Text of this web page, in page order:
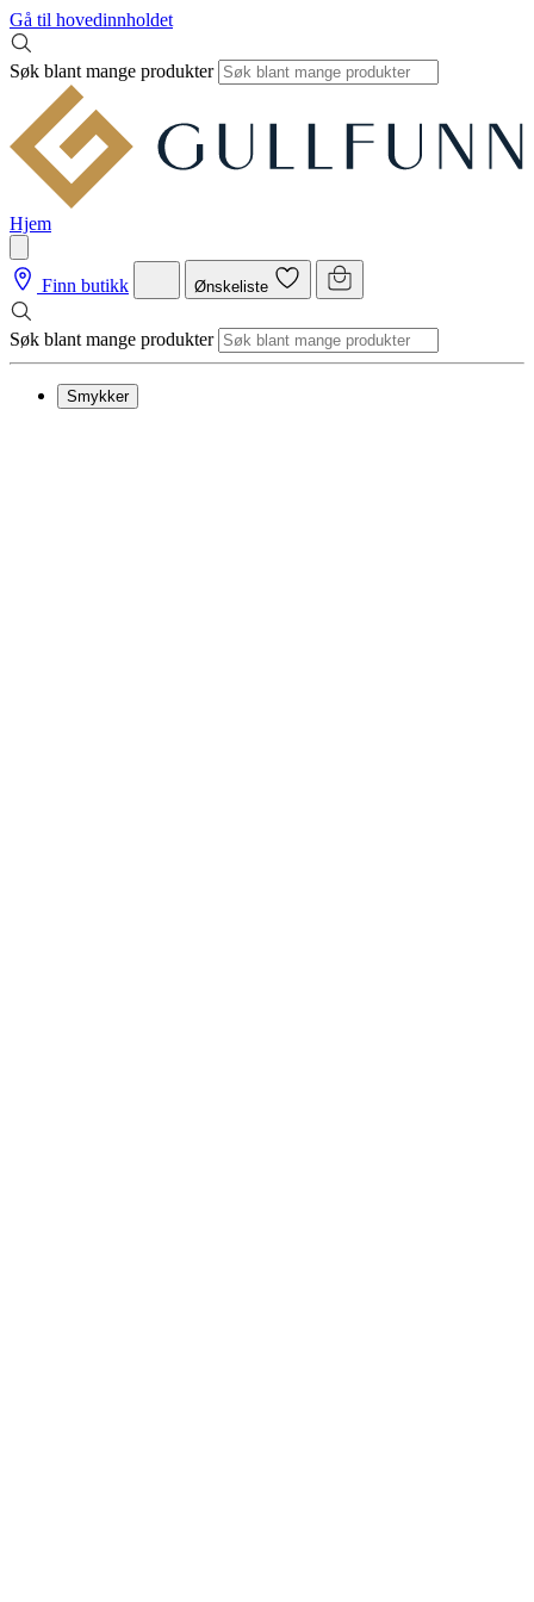
Gå til hovedinnholdet
Søk blant mange produkter
Hjem
Finn butikk Ønskeliste
Søk blant mange produkter
Smykker